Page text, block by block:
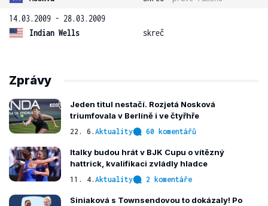
14.03.2009 - 28.03.2009
Indian Wells
skreč
Zprávy
Jeden titul nestačí. Rozjetá Nosková
triumfovala v Berlíně i ve čtyřhře
22. 6. Aktuality 60 komentářů
Italky budou hrát v BJK Cupu o vítězný
hattrick, kvalifikaci zvládly hladce
11. 4. Aktuality 2 komentáře
Siniaková s Townsendovou to dokázaly! Po